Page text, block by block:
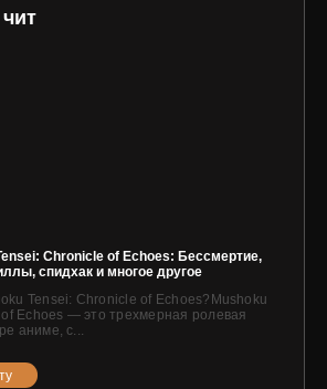
Chronicle of Echoes: Бессмертие,
спидхак и многое другое
Tensei: Chronicle of Echoes?Mushoku
Echoes — это трехмерная ролевая
аниме, с...